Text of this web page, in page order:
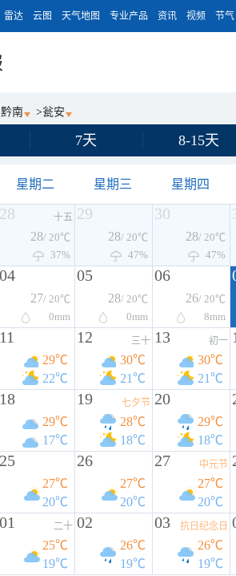
雷达 云图 天气地图 专业产品 资讯 视频 节气
黔南 >瓮安
7天 8-15天
星期二 星期三 星期四
28 十五
28/ 20℃
37%
29
28/ 20℃
47%
30
28/ 20℃
47%
04
27/ 20℃
0mm
05
28/ 20℃
0mm
06
26/ 20℃
8mm
11
29℃
22℃
12 三十
30℃
21℃
13 初一
30℃
21℃
18
29℃
17℃
19 七夕节
28℃
18℃
20
29℃
18℃
25
27℃
20℃
26
27℃
20℃
27 中元节
27℃
20℃
01 二十
25℃
19℃
02
26℃
19℃
03 抗日纪念日
26℃
19℃